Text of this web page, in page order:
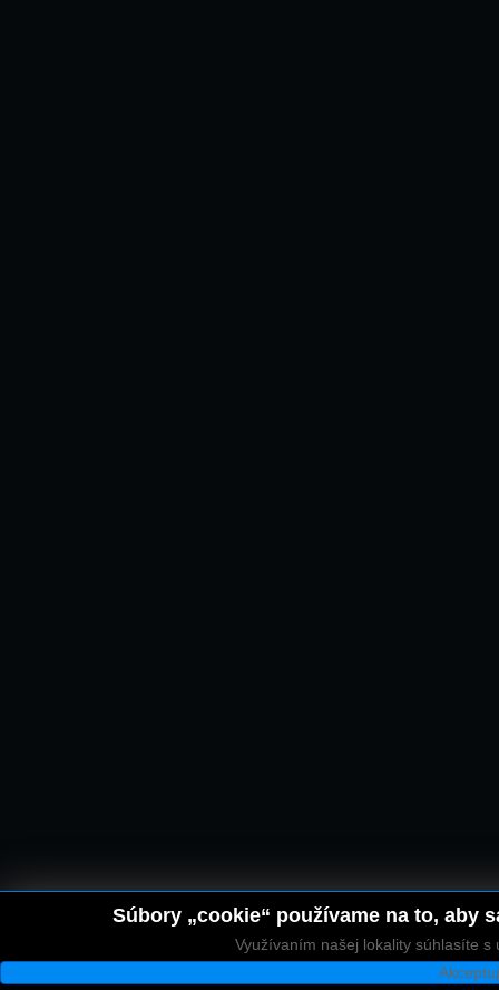
Súbory „cookie“ používame na to, aby
Využívaním našej lokality súhlasíte s